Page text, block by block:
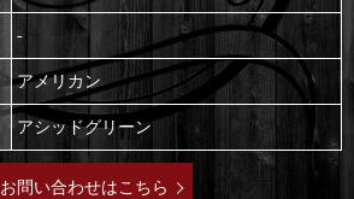
-
アメリカン
アシッドグリーン
お問い合わせはこちら